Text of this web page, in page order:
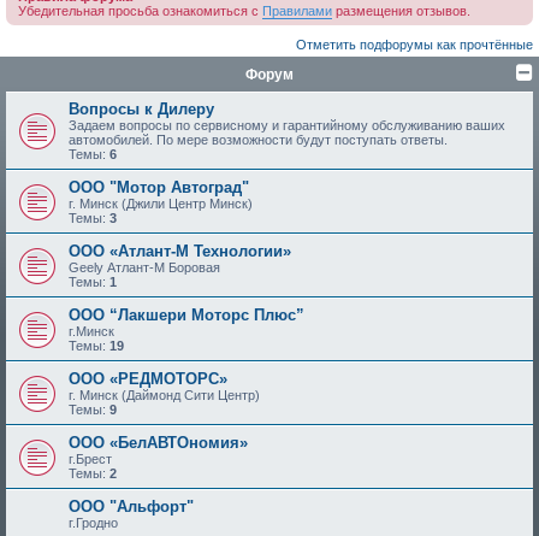
Убедительная просьба ознакомиться с Правилами размещения отзывов.
Отметить подфорумы как прочтённые
Форум
Вопросы к Дилеру
Задаем вопросы по сервисному и гарантийному обслуживанию ваших
автомобилей. По мере возможности будут поступать ответы.
Темы: 6
ООО "Мотор Автоград"
г. Минск (Джили Центр Минск)
Темы: 3
ООО «Атлант-М Технологии»
Geely Атлант-М Боровая
Темы: 1
ООО “Лакшери Моторс Плюс”
г.Минск
Темы: 19
ООО «РЕДМОТОРС»
г. Минск (Даймонд Сити Центр)
Темы: 9
ООО «БелАВТОномия»
г.Брест
Темы: 2
ООО "Альфорт"
г.Гродно